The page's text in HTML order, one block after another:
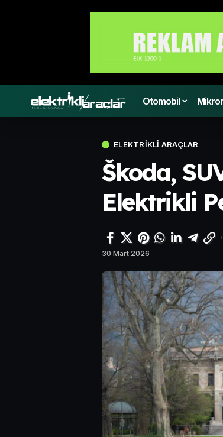
Otomobil
ELEKTRIKLI ARAÇLAR
Škoda,
Elektrikli
30 Mart 2026